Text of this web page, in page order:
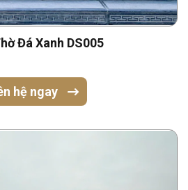
Đá Xanh DS005
hệ ngay